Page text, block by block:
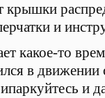
и
какое-то
в
и